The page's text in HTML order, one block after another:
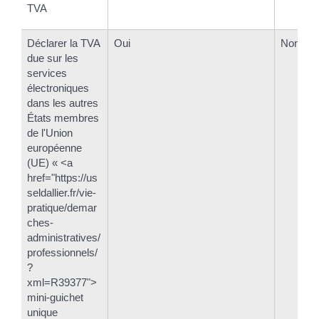
TVA
Déclarer la TVA
due sur les
services
électroniques
dans les autres
États membres
de l'Union
européenne
(UE) « <a
href="https://us
seldallier.fr/vie-
pratique/demar
ches-
administratives/
professionnels/
?
xml=R39377">
mini-guichet
unique
Oui Non